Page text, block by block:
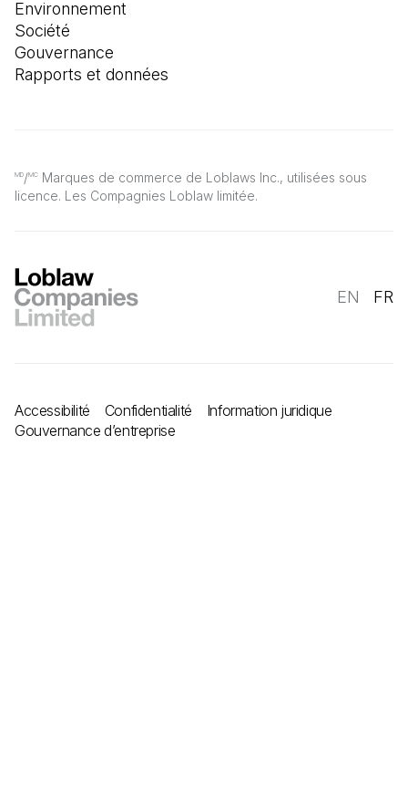
MD/MC Marques de commerce de Loblaws Inc., utilisées sous
licence. Les Compagnies Loblaw limitée.
Environnement
Société
Gouvernance
Rapports et données
EN FR
Accessibilité Confidentialité
Information juridique
Gouvernance d’entreprise